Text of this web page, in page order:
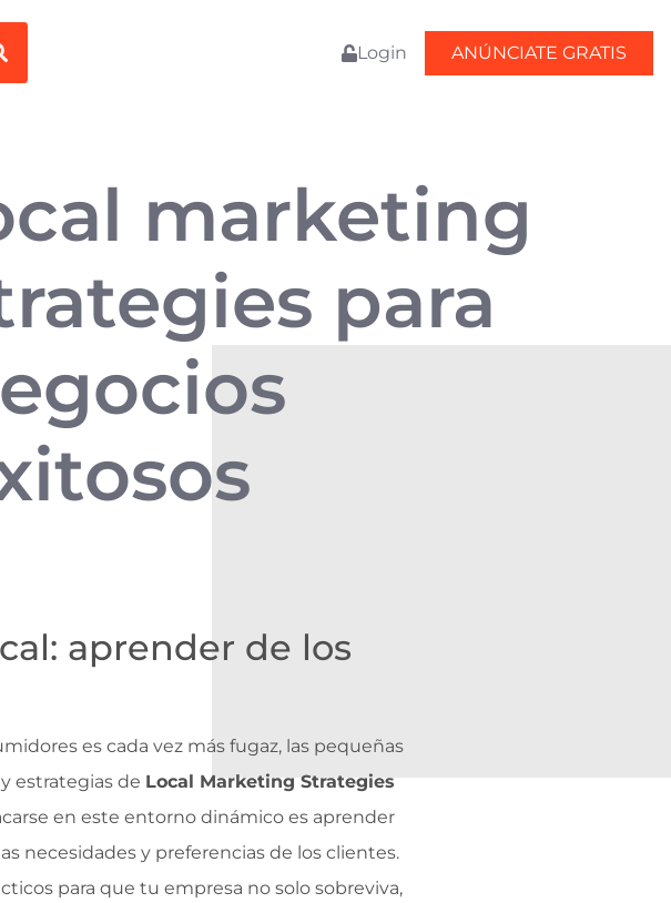
Login ANÚNCIATE GRATIS
marketing
para
aprender de los
es cada vez más fugaz, las pequeñas
estrategias de Local Marketing Strategies
en este entorno dinámico es aprender
necesidades y preferencias de los clientes.
para que tu empresa no solo sobreviva,